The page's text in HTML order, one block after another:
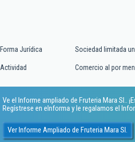
Forma Jurídica Sociedad limitada
Actividad Comercio al por
Ve el Informe ampliado de Fruteria Mara Sl..
Regístrese en eInforma y le regalamos el
Ver Informe Ampliado de Fruteria Mara Sl.